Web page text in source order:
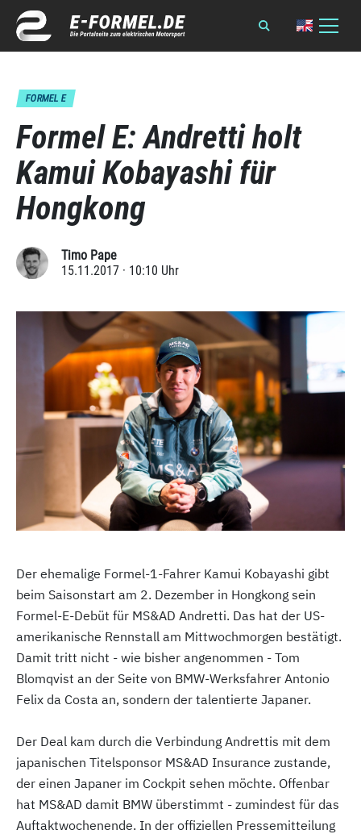
FORMEL E
Formel E: Andretti holt
Kamui Kobayashi für
Hongkong
Timo Pape
15.11.2017 · 10:10 Uhr
Der ehemalige Formel-1-Fahrer Kamui Kobayashi gibt
beim Saisonstart am 2. Dezember in Hongkong sein
Formel-E-Debüt für MS&AD Andretti. Das hat der US-
amerikanische Rennstall am Mittwochmorgen bestätigt.
Damit tritt nicht - wie bisher angenommen - Tom
Blomqvist an der Seite von BMW-Werksfahrer Antonio
Felix da Costa an, sondern der talentierte Japaner.
Der Deal kam durch die Verbindung Andrettis mit dem
japanischen Titelsponsor MS&AD Insurance zustande,
der einen Japaner im Cockpit sehen möchte. Offenbar
hat MS&AD damit BMW überstimmt - zumindest für das
Auftaktwochenende. In der offiziellen Pressemitteilung